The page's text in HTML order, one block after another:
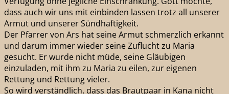
dass auch wir uns mit einbinden lassen trotz all unserer
Armut und unserer Sündhaftigkeit.
Der Pfarrer von Ars hat seine Armut schmerzlich erkannt
und darum immer wieder seine Zuflucht zu Maria
gesucht. Er wurde nicht müde, seine Gläubigen
einzuladen, mit ihm zu Maria zu eilen, zur eigenen
Rettung und Rettung vieler.
So wird verständlich, dass das Brautpaar in Kana nicht